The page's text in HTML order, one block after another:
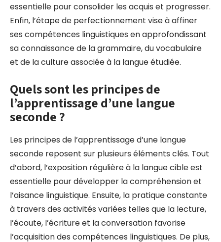
essentielle pour consolider les acquis et progresser.
Enfin, l’étape de perfectionnement vise à affiner
ses compétences linguistiques en approfondissant
sa connaissance de la grammaire, du vocabulaire
et de la culture associée à la langue étudiée.
Quels sont les principes de
l’apprentissage d’une langue
seconde ?
Les principes de l’apprentissage d’une langue
seconde reposent sur plusieurs éléments clés. Tout
d’abord, l’exposition régulière à la langue cible est
essentielle pour développer la compréhension et
l’aisance linguistique. Ensuite, la pratique constante
à travers des activités variées telles que la lecture,
l’écoute, l’écriture et la conversation favorise
l’acquisition des compétences linguistiques. De plus,